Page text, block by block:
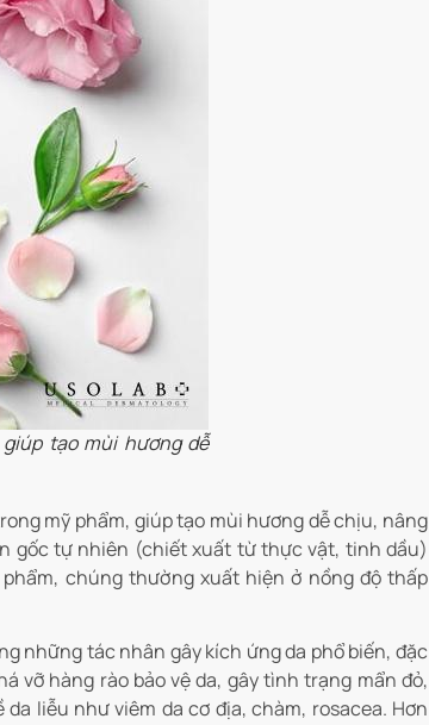
tạo mùi hương dễ
mỹ phẩm, giúp tạo mùi hương dễ chịu, nâng
gốc tự nhiên (chiết xuất từ thực vật, tinh dầu)
chúng thường xuất hiện ở nồng độ thấp
những tác nhân gây kích ứng da phổ biến, đặc
vỡ hàng rào bảo vệ da, gây tình trạng mẩn đỏ,
liễu như viêm da cơ địa, chàm, rosacea. Hơn